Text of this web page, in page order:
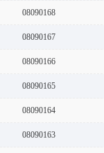
08090168
08090167
08090166
08090165
08090164
08090163